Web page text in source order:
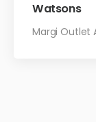
Watsons
Margi Outlet